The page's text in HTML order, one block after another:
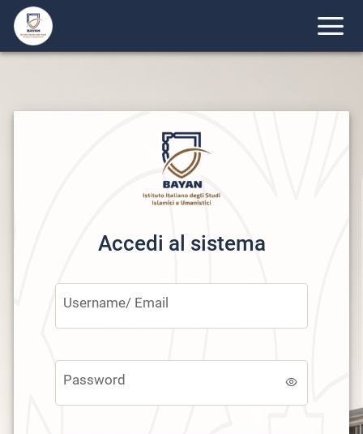
Accedi al sistema
Username/ Email
Password